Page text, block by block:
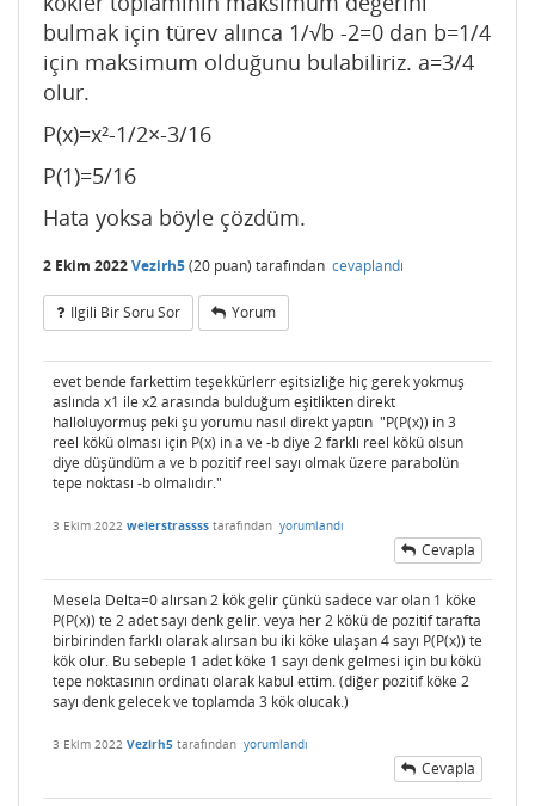
bulmak için türev alınca 1/√b -2=0 dan b=1/4
için maksimum olduğunu bulabiliriz. a=3/4
olur.
P(x)=x²-1/2×-3/16
P(1)=5/16
Hata yoksa böyle çözdüm.
2 Ekim 2022Vezirh5(20 puan) tarafından cevaplandı
Ilgili Bir Soru Sor Yorum
evet bende farkettim teşekkürlerr eşitsizliğe hiç gerek yokmuş
aslında x1 ile x2 arasında bulduğum eşitlikten direkt
halloluyormuş peki şu yorumu nasıl direkt yaptın "P(P(x)) in 3
reel kökü olması için P(x) in a ve -b diye 2 farklı reel kökü olsun
diye düşündüm a ve b pozitif reel sayı olmak üzere parabolün
tepe noktası -b olmalıdır."
3 Ekim 2022 weierstrassss tarafından yorumlandı
Cevapla
Mesela Delta=0 alırsan 2 kök gelir çünkü sadece var olan 1 köke
P(P(x)) te 2 adet sayı denk gelir. veya her 2 kökü de pozitif tarafta
birbirinden farklı olarak alırsan bu iki köke ulaşan 4 sayı P(P(x)) te
kök olur. Bu sebeple 1 adet köke 1 sayı denk gelmesi için bu kökü
tepe noktasının ordinatı olarak kabul ettim. (diğer pozitif köke 2
sayı denk gelecek ve toplamda 3 kök olucak.)
3 Ekim 2022 Vezirh5 tarafından yorumlandı
Cevapla